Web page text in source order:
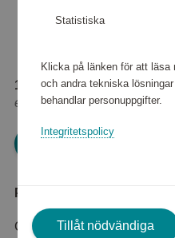
158 160 poäng
eller
1 977 kr
Produktbeskrivning
Compact 100 är en
Statistiska
Klicka på länken för att läsa
och andra tekniska
behandlar personuppgifter.
Integritetspolicy
Tillåt nödvändiga